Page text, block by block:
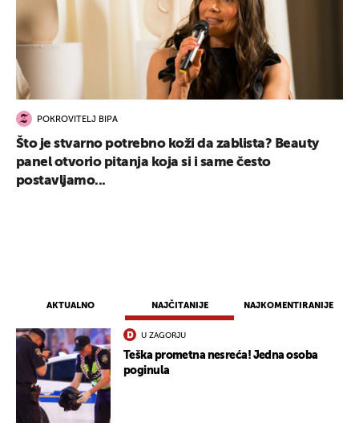
AKTUALNO NAJČITANIJE NAJKOMENTIRANIJE
U ZAGORJU
Teška prometna nesreća! Jedna osoba
poginula
POKROVITELJ BIPA
Što je stvarno potrebno koži da zablista? Beauty
panel otvorio pitanja koja si i same često
postavljamo...